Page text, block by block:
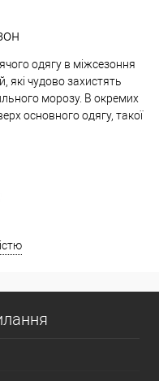
одягу в міжсезоння
які чудово захистять
морозу. В окремих
основного одягу, такої